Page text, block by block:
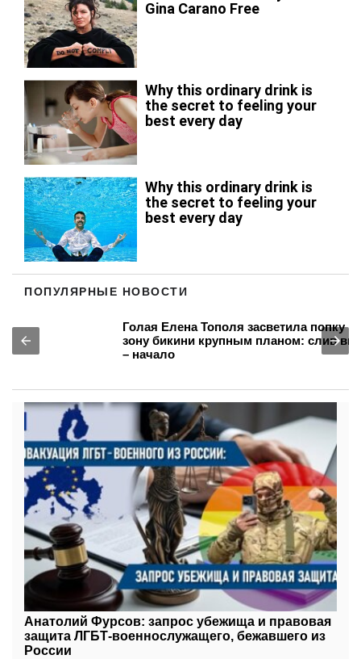
ПОПУЛЯРНЫЕ НОВОСТИ
Голая Елена Тополя засветила попку и
зону бикини крупным планом: слив видео
Анатолий Фурсов: запрос убежища и правовая
защита ЛГБТ-военнослужащего, бежавшего из
России